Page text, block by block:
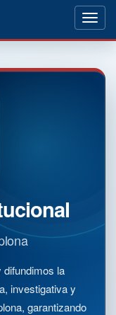
la
investigativa y
garantizando